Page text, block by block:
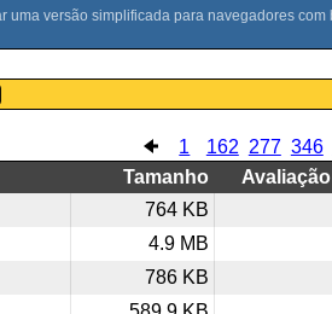
1 162 277 346
Tamanho Avaliação
764 KB
4.9 MB
786 KB